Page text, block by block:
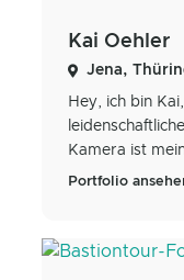
Kai Oehler
Jena,
Hey, ich bin
Kamera ist
Portfolio